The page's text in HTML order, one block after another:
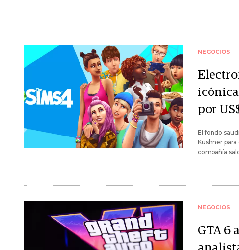
NEGOCIOS
por
El fondo
Kushner
compañía
NEGOCIOS
GTA 6